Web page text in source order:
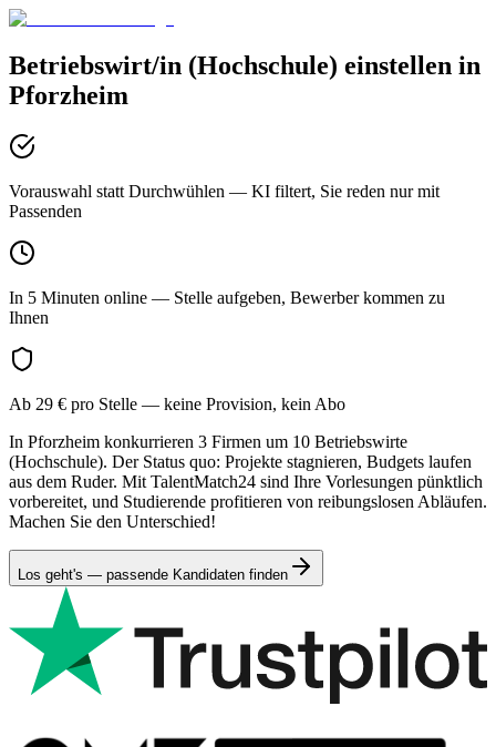
Betriebswirt/in (Hochschule) einstellen in
Pforzheim
Vorauswahl statt Durchwühlen — KI filtert, Sie reden nur mit
Passenden
In 5 Minuten online — Stelle aufgeben, Bewerber kommen zu
Ihnen
Ab 29 € pro Stelle — keine Provision, kein Abo
In Pforzheim konkurrieren 3 Firmen um 10 Betriebswirte
(Hochschule). Der Status quo: Projekte stagnieren, Budgets laufen
aus dem Ruder. Mit TalentMatch24 sind Ihre Vorlesungen pünktlich
vorbereitet, und Studierende profitieren von reibungslosen Abläufen.
Machen Sie den Unterschied!
Los geht's — passende Kandidaten finden